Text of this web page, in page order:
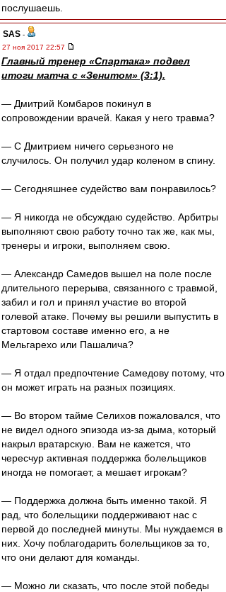
послушаешь.
SAS -
27 ноя 2017 22:57
Главный тренер «Спартака» подвел
итоги матча с «Зенитом» (3:1).
— Дмитрий Комбаров покинул в
сопровождении врачей. Какая у него травма?
— С Дмитрием ничего серьезного не
случилось. Он получил удар коленом в спину.
— Сегодняшнее судейство вам понравилось?
— Я никогда не обсуждаю судейство. Арбитры
выполняют свою работу точно так же, как мы,
тренеры и игроки, выполняем свою.
— Александр Самедов вышел на поле после
длительного перерыва, связанного с травмой,
забил и гол и принял участие во второй
голевой атаке. Почему вы решили выпустить в
стартовом составе именно его, а не
Мельгарехо или Пашалича?
— Я отдал предпочтение Самедову потому, что
он может играть на разных позициях.
— Во втором тайме Селихов пожаловался, что
не видел одного эпизода из-за дыма, который
накрыл вратарскую. Вам не кажется, что
чересчур активная поддержка болельщиков
иногда не помогает, а мешает игрокам?
— Поддержка должна быть именно такой. Я
рад, что болельщики поддерживают нас с
первой до последней минуты. Мы нуждаемся в
них. Хочу поблагодарить болельщиков за то,
что они делают для команды.
— Можно ли сказать, что после этой победы